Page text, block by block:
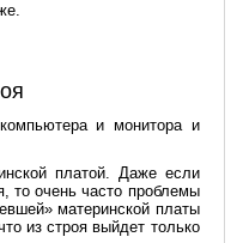
и монитора и
платой. Даже если
то очень часто проблемы
материнской платы
из строя выйдет только